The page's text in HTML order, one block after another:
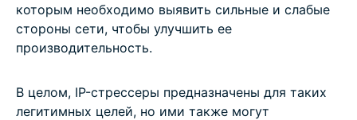
которым необходимо выявить сильные и слабые
стороны сети, чтобы улучшить ее
производительность.
В целом, IP-стрессеры предназначены для таких
легитимных целей, но ими также могут